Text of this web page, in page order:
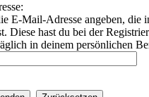
E-Mail-Adresse angeben, die
Diese hast du bei der
in deinem persönlichen